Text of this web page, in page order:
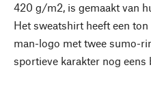
420 g/m2, is gemaakt van
Het sweatshirt heeft een
man-logo met twee sumo-
sportieve karakter nog eens